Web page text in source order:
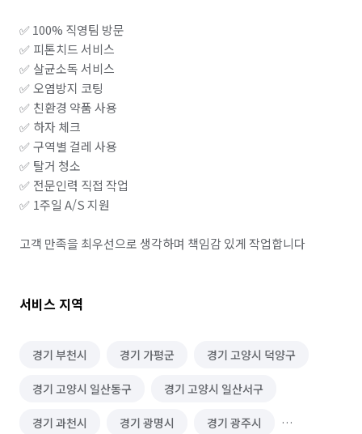
✅ 100% 직영팀 방문
✅ 피톤치드 서비스
✅ 살균소독 서비스
✅ 오염방지 코팅
✅ 친환경 약품 사용
✅ 하자 체크
✅ 구역별 걸레 사용
✅ 탈거 청소
✅ 전문인력 직접 작업
✅ 1주일 A/S 지원
고객 만족을 최우선으로 생각하며 책임감 있게 작업합니다
서비스 지역
경기 부천시 경기 가평군 경기 고양시 덕양구
경기 고양시 일산동구 경기 고양시 일산서구
경기 과천시 경기 광명시 경기 광주시